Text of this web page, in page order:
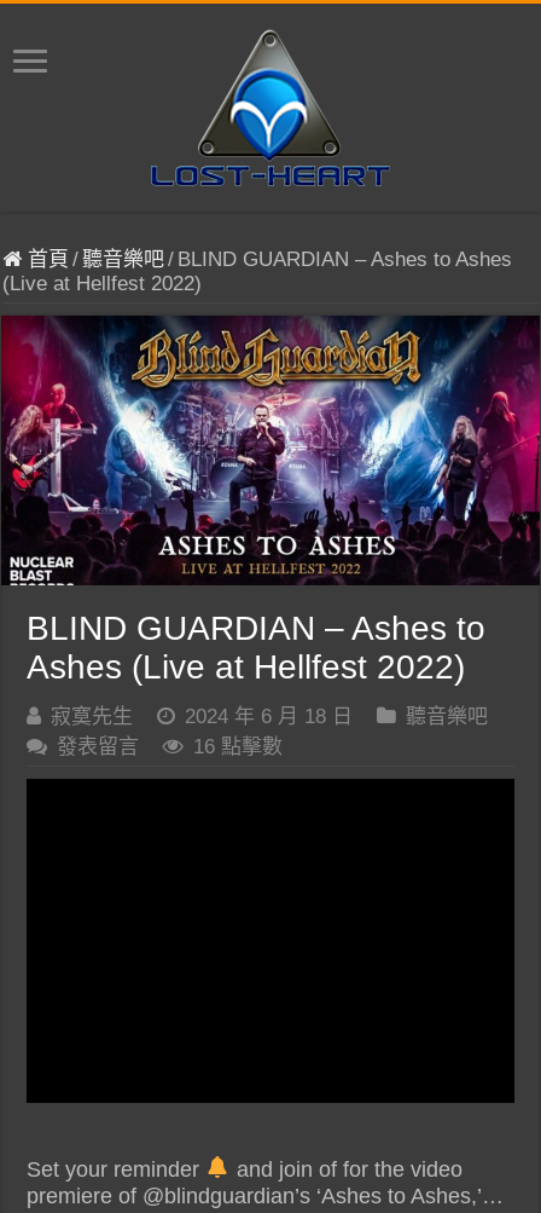
首頁 /聽音樂吧/ BLIND GUARDIAN – Ashes to Ashes
(Live at Hellfest 2022)
BLIND GUARDIAN – Ashes to
Ashes (Live at Hellfest 2022)
寂寞先生 2024 年 6 月 18 日
聽音樂吧
發表留言
16 點擊數
Set your reminder
and join of for the video
premiere of @blindguardian’s ‘Ashes to Ashes,’…